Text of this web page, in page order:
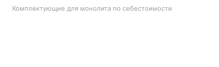
Комплектующие для монолита по себестоимости